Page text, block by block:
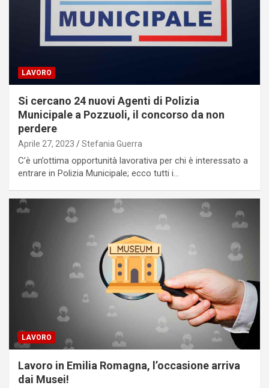
LAVORO
Si cercano 24 nuovi Agenti di Polizia
Municipale a Pozzuoli, il concorso da non
perdere
Aprile 27, 2023 Stefania Guerra
C’è un’ottima opportunità lavorativa per chi è interessato a
entrare in Polizia Municipale; ecco tutti i…
LAVORO
Lavoro in Emilia Romagna, l’occasione arriva
dai Musei!